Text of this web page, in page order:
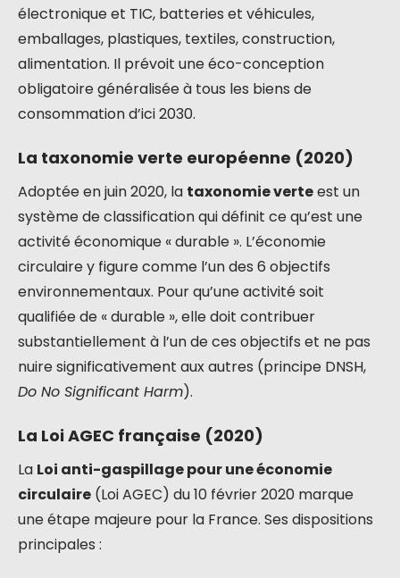
électronique et TIC, batteries et véhicules,
emballages, plastiques, textiles, construction,
alimentation. Il prévoit une éco-conception
obligatoire généralisée à tous les biens de
consommation d’ici 2030.
La taxonomie verte européenne (2020)
Adoptée en juin 2020, la taxonomie verteest un
système de classification qui définit ce qu’est une
activité économique « durable ». L’économie
circulaire y figure comme l’un des 6 objectifs
environnementaux. Pour qu’une activité soit
qualifiée de « durable », elle doit contribuer
substantiellement à l’un de ces objectifs et ne pas
nuire significativement aux autres (principe DNSH,
Do No Significant Harm).
La Loi AGEC française (2020)
La Loi anti-gaspillage pour une économie
circulaire (Loi AGEC) du 10 février 2020 marque
une étape majeure pour la France. Ses dispositions
principales :